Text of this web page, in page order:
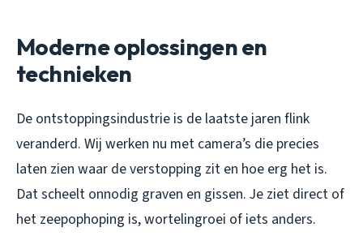
Moderne oplossingen en
technieken
De ontstoppingsindustrie is de laatste jaren flink
veranderd. Wij werken nu met camera’s die precies
laten zien waar de verstopping zit en hoe erg het is.
Dat scheelt onnodig graven en gissen. Je ziet direct of
het zeepophoping is, wortelingroei of iets anders.